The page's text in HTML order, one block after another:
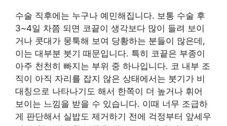
수술 직후에는 누구나 예민해집니다. 보통 수술 후
3~4일 차쯤 되면 코끝이 생각보다 많이 들려 보이
거나 콧대가 뭉툭해 보여 당황하는 분들이 많은데,
이는 대부분 붓기 때문입니다. 특히 코끝은 부종이
아주 천천히 빠지는 부위 중 하나입니다. 코 내부 조
직이 아직 자리를 잡지 않은 상태에서는 붓기가 비
대칭으로 나타나기도 해서 한쪽이 더 높거나 휘어
보이는 느낌을 받을 수 있습니다. 이때 너무 조급하
게 판단해서 실밥도 제거하기 전에 걱정부터 앞세우